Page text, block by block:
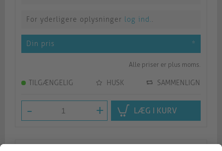
For yderligere oplysninger log ind..
Din pris *
Alle priser er plus moms.
TILGÆNGELIG HUSK SAMMENLIGN
- + LÆG I KURV